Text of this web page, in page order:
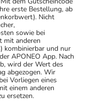
erste Bestellung, ab
Nicht
sowie bei
mit anderen
kombinierbar und nur
APONEO App. Nach
wird der Wert des
abgezogen. Wir
Vorliegen eines
einem anderen
ersetzen.